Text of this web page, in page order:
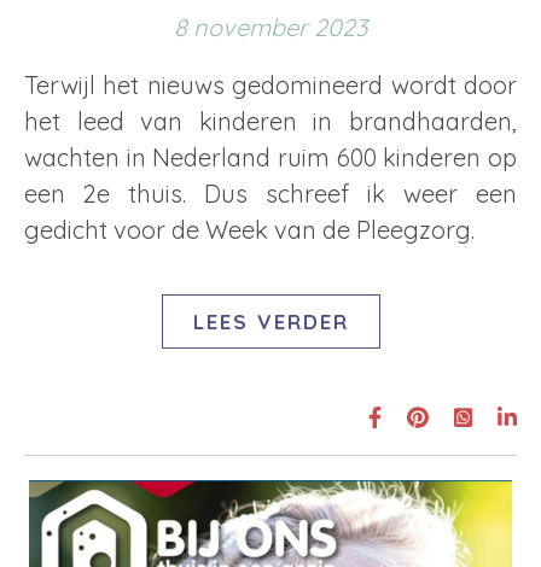
8 november 2023
Terwijl het nieuws gedomineerd wordt door
het leed van kinderen in brandhaarden,
wachten in Nederland ruim 600 kinderen op
een 2e thuis. Dus schreef ik weer een
gedicht voor de Week van de Pleegzorg.
LEES VERDER